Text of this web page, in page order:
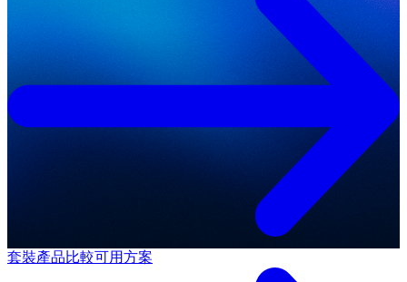
套裝產品比較可用方案